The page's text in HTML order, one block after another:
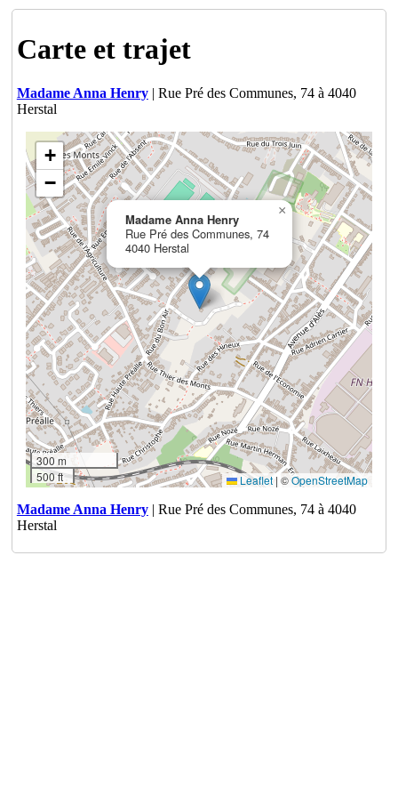
Carte et trajet
Madame Anna Henry| Rue Pré des Communes, 74 à 4040
Herstal
Madame Anna Henry
Rue Pré des Communes, 74
4040 Herstal
×
+
−
300 m
500 ft
Leaflet | ©OpenStreetMap
Madame Anna Henry| Rue Pré des Communes, 74 à 4040
Herstal